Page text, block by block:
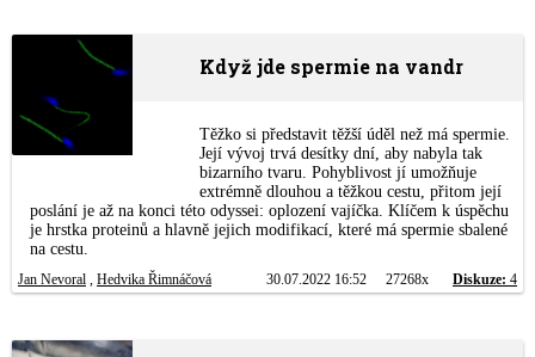
Když jde spermie na vandr
Těžko si představit těžší úděl než má spermie.
Její vývoj trvá desítky dní, aby nabyla tak
bizarního tvaru. Pohyblivost jí umožňuje
extrémně dlouhou a těžkou cestu, přitom její
poslání je až na konci této odyssei: oplození vajíčka. Klíčem k úspěchu
je hrstka proteinů a hlavně jejich modifikací, které má spermie sbalené
na cestu.
Jan Nevoral , Hedvika Řimnáčová 30.07.2022 16:52 27268x Diskuze: 4